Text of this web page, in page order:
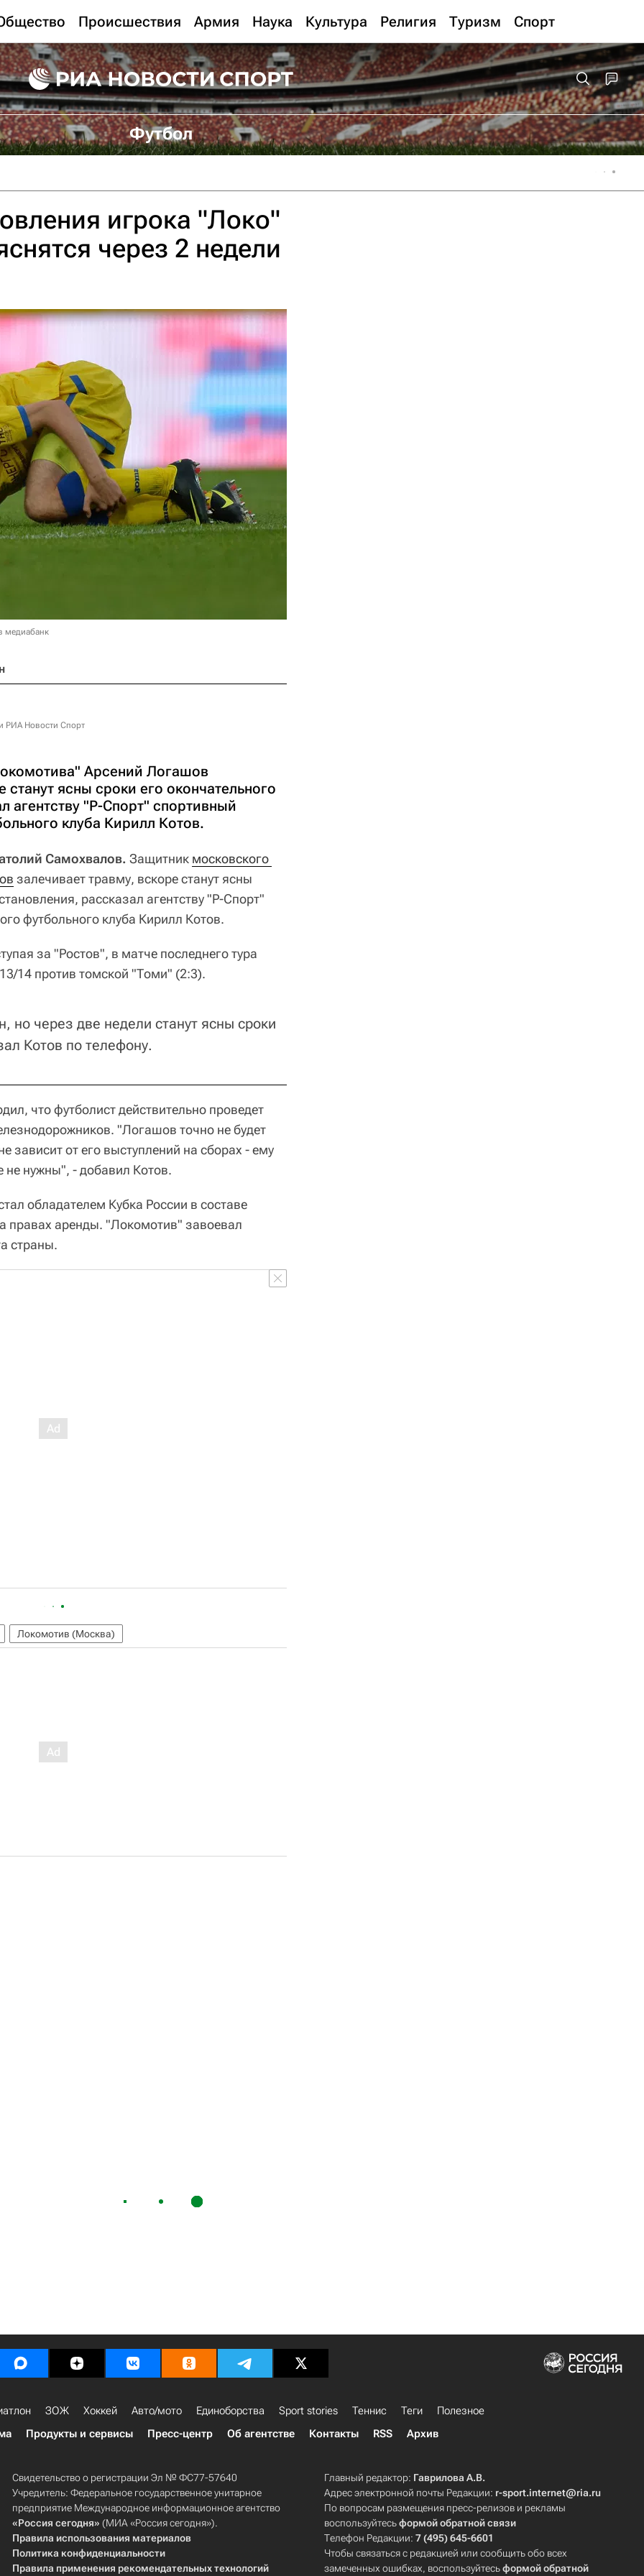
Происшествия Армия Наука Культура Религия Туризм Спорт
Футбол
игрока "Локо"
через 2 недели
медиабанк
РИА Новости Спорт
Арсений Логашов
станут ясны сроки его окончательного
агентству "Р-Спорт" спортивный
клуба Кирилл Котов.
Самохвалов. Защитник московского
залечивает травму, вскоре станут ясны
рассказал агентству "Р-Спорт"
футбольного клуба Кирилл Котов.
за "Ростов", в матче последнего тура
14 против томской "Томи" (2:3).
через две недели станут ясны сроки
Котов по телефону.
что футболист действительно проведет
"Логашов точно не будет
зависит от его выступлений на сборах - ему
не нужны", - добавил Котов.
обладателем Кубка России в составе
правах аренды. "Локомотив" завоевал
страны.
Локомотив (Москва)
ЗОЖ Хоккей Авто/мото Единоборства Sport stories Теннис Теги
Полезное
Продукты и сервисы Пресс-центр Об агентстве Контакты RSS Архив
Свидетельство о регистрации Эл № ФС77-57640
Учредитель: Федеральное государственное унитарное
предприятие Международное информационное агентство
«Россия сегодня» (МИА «Россия сегодня»).
Правила использования материалов
Политика конфиденциальности
Правила применения рекомендательных технологий
Главный редактор: Гаврилова А.В.
Адрес электронной почты Редакции: r-sport.internet@ria.ru
По вопросам размещения пресс-релизов и рекламы
воспользуйтесьформой обратной связи
Телефон Редакции:7 (495) 645-6601
Чтобы связаться с редакцией или сообщить обо всех
замеченных ошибках, воспользуйтесьформой обратной